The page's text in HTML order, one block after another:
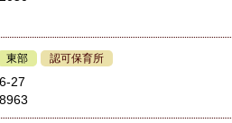
東部 認可保育所
27